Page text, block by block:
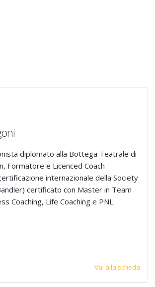
diplomato alla Bottega Teatrale di
Formatore e Licenced Coach
internazionale della Society
certificato con Master in Team
Coaching, Life Coaching e PNL.
Vai alla scheda